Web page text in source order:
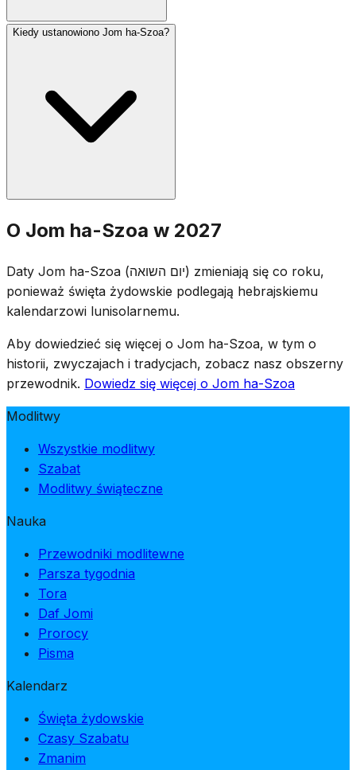
świec pamięci (symbolizujących sześć milionów ofiar)
oraz odczytywanie imion zamordowanych. Flagi
opuszczane są do połowy masztu.
Kiedy ustanowiono Jom ha-Szoa?
Jom ha-Szoa został ustanowiony przez Kneset w 1953
roku. Data 27. Nisan została wybrana ze względu na
bliskość rocznicy powstania w getcie warszawskim (15.
Nisan 1943), przy jednoczesnym uniknięciu konfliktu z
Pesach.
O Jom ha-Szoa w 2027
Daty Jom ha-Szoa (יום השואה) zmieniają się co roku,
ponieważ święta żydowskie podlegają hebrajskiemu
kalendarzowi lunisolarnemu.
Aby dowiedzieć się więcej o Jom ha-Szoa, w tym o
historii, zwyczajach i tradycjach, zobacz nasz obszerny
przewodnik. Dowiedz się więcej o Jom ha-Szoa
Modlitwy
Wszystkie modlitwy
Szabat
Modlitwy świąteczne
Nauka
Przewodniki modlitewne
Parsza tygodnia
Tora
Daf Jomi
Prorocy
Pisma
Kalendarz
Święta żydowskie
Czasy Szabatu
Zmanim